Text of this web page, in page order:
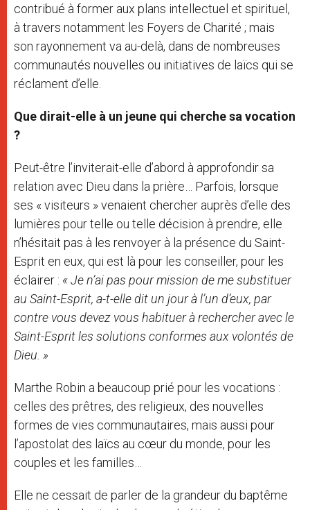
contribué à former aux plans intellectuel et spirituel,
à travers notamment les Foyers de Charité ; mais
son rayonnement va au-delà, dans de nombreuses
communautés nouvelles ou initiatives de laïcs qui se
réclament d’elle.
Que dirait-elle à un jeune qui cherche sa vocation
?
Peut-être l’inviterait-elle d’abord à approfondir sa
relation avec Dieu dans la prière… Parfois, lorsque
ses « visiteurs » venaient chercher auprès d’elle des
lumières pour telle ou telle décision à prendre, elle
n’hésitait pas à les renvoyer à la présence du Saint-
Esprit en eux, qui est là pour les conseiller, pour les
éclairer : « Je n’ai pas pour mission de me substituer
au Saint-Esprit, a-t-elle dit un jour à l’un d’eux, par
contre vous devez vous habituer à rechercher avec le
Saint-Esprit les solutions conformes aux volontés de
Dieu. »
Marthe Robin a beaucoup prié pour les vocations :
celles des prêtres, des religieux, des nouvelles
formes de vies communautaires, mais aussi pour
l’apostolat des laïcs au cœur du monde, pour les
couples et les familles…
Elle ne cessait de parler de la grandeur du baptême